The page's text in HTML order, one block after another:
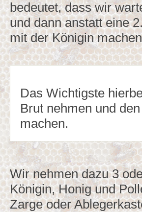
bedeutet, dass wir
und dann anstatt eine
mit der Königin
Das Wichtigste
Brut nehmen und
machen.
Wir nehmen dazu 3
Königin, Honig und
Zarge oder